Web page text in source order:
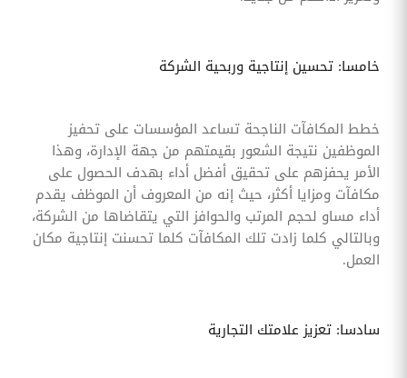
خامسا: تحسين إنتاجية وربحية الشركة
خطط المكافآت الناجحة تساعد المؤسسات على تحفيز
الموظفين نتيجة الشعور بقيمتهم من جهة الإدارة، وهذا
الأمر يحفزهم على تحقيق أفضل أداء بهدف الحصول على
مكافآت ومزايا أكثر، حيث إنه من المعروف أن الموظف يقدم
أداء مساو لحجم المرتب والحوافز التي يتقاضاها من الشركة،
وبالتالي كلما زادت تلك المكافآت كلما تحسنت إنتاجية مكان
العمل.
سادسا: تعزيز علامتك التجارية